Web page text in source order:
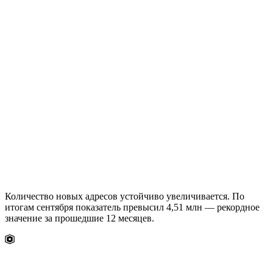
Количество новых адресов устойчиво увеличивается. По
итогам сентября показатель превысил 4,51 млн — рекордное
значение за прошедшие 12 месяцев.